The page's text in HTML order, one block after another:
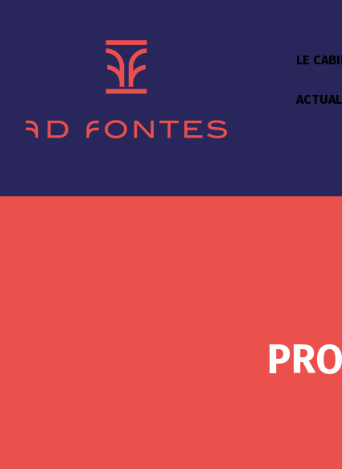
LE